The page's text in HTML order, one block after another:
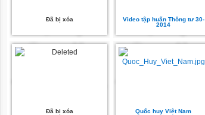
Đã bị xóa
Video tập huấn Thông tư 30-
2014
Đã bị xóa Quốc huy Việt Nam